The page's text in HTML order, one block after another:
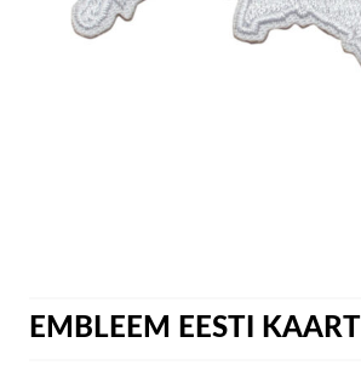
EMBLEEM EESTI KAART